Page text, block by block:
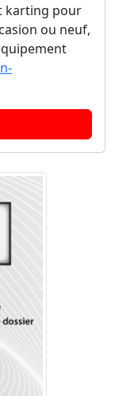
karting pour
ou neuf,